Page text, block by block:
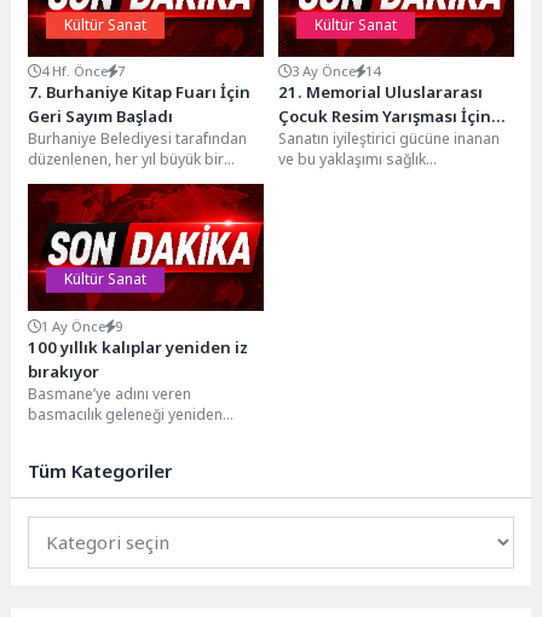
Kültür Sanat
4 Hf. Önce 7
7. Burhaniye Kitap Fuarı İçin
Geri Sayım Başladı
Burhaniye Belediyesi tarafından
düzenlenen, her yıl büyük bir
heyecanla beklenen bu yıl
yedincisi düzenlenecek olan...
Kültür Sanat
3 Ay Önce 14
21. Memorial Uluslararası
Çocuk Resim Yarışması İçin
Son Başvuru 25 Mayıs
Sanatın iyileştirici gücüne inanan
ve bu yaklaşımı sağlık
Kültür Sanat
1 Ay Önce 9
100 yıllık kalıplar yeniden iz
bırakıyor
Basmane’ye adını veren
basmacılık geleneği yeniden
Avrupa’nın...
Tüm Kategoriler